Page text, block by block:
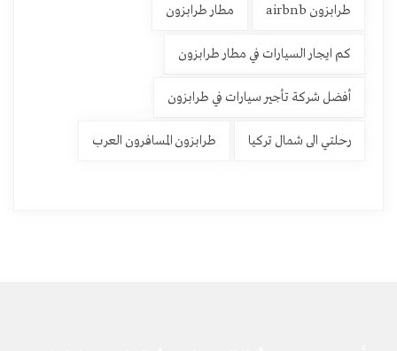
طرابزون airbnb مطار طرابزون
كم ايجار السيارات في مطار طرابزون
أفضل شركة تأجير سيارات في طرابزون
رحلتي الى شمال تركيا طرابزون المسافرون العرب